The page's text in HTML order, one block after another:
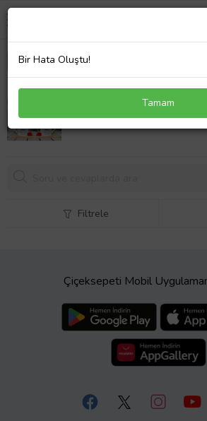
Evin Kralı Tasarımlı Çift Ahşap
Türk Kahvesi Fincanı Seti
Filtrele
Çiçeksepeti Mobil
Bir Hata Oluştu!
Tamam